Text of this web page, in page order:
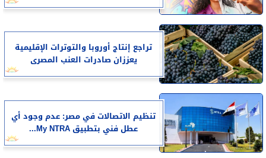
تراجع إنتاج أوروبا والتوترات الإقليمية
يعززان صادرات العنب المصرى
تنظيم الاتصالات في مصر: عدم وجود أي
عطل فني بتطبيق My NTRA...